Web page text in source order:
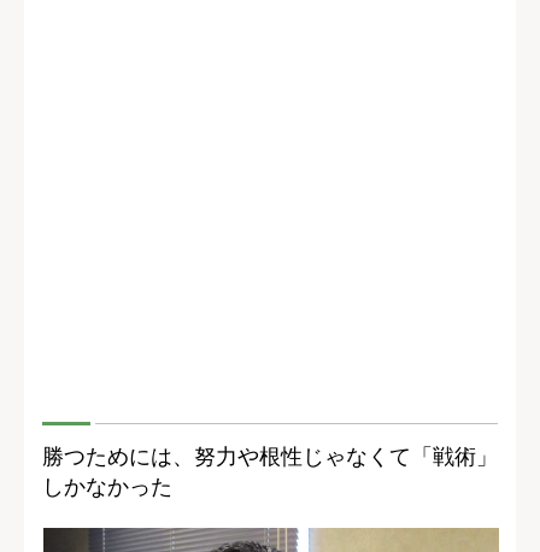
勝つためには、努力や根性じゃなくて「戦術」
しかなかった